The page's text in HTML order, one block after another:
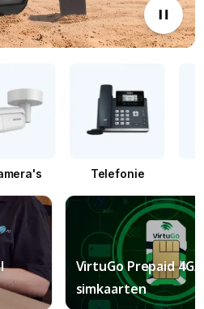
Telefonie
VirtuGo Prepaid 4G/
simkaarten